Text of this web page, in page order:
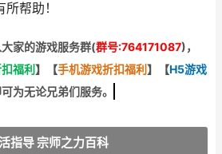
帮助！
家的游戏服务群(群号:764171087)，
福利 】 【手机游戏折扣福利 】 【H5游戏
为无论兄弟们服务。
指导 宗师之力百科